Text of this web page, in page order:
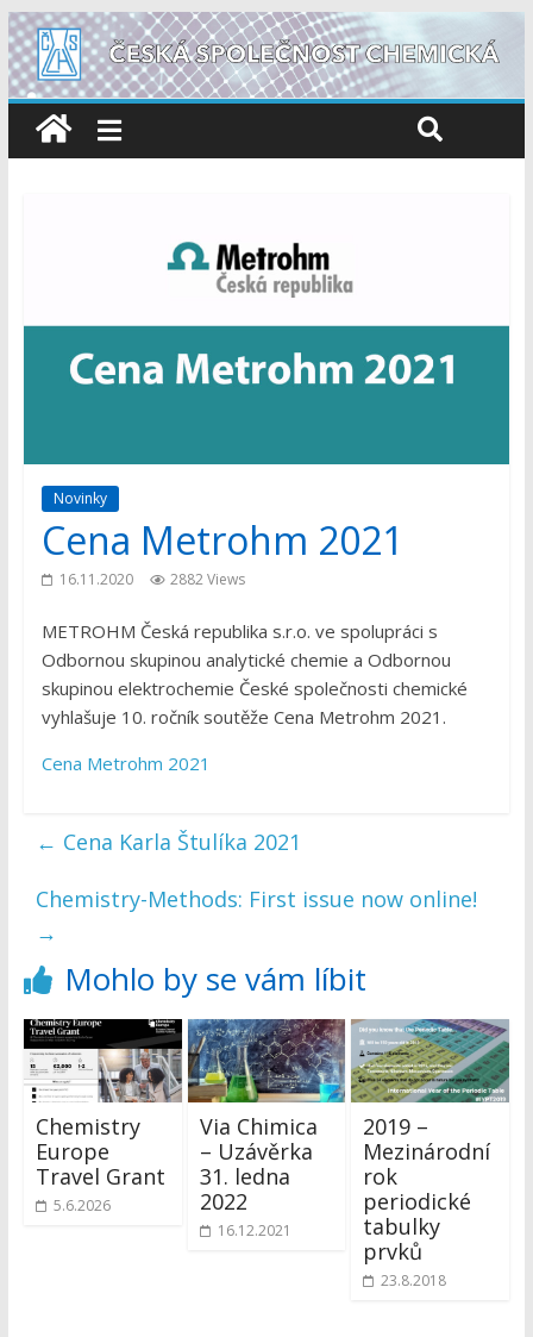
Novinky
Cena Metrohm 2021
16.11.2020 2882 Views
METROHM Česká republika s.r.o. ve spolupráci s
Odbornou skupinou analytické chemie a Odbornou
skupinou elektrochemie České společnosti chemické
vyhlašuje 10. ročník soutěže Cena Metrohm 2021.
Cena Metrohm 2021
← Cena Karla Štulíka 2021
Chemistry-Methods: First issue now online!
→
Mohlo by se vám líbit
Chemistry
Europe
Travel Grant
5.6.2026
Via Chimica
– Uzávěrka
31. ledna
2022
16.12.2021
2019 –
Mezinárodní
rok
periodické
tabulky
prvků
23.8.2018